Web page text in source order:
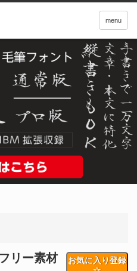
menu
リー素材 お気に入り登録